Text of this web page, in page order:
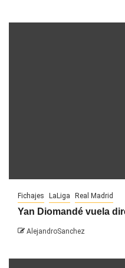
Fichajes LaLiga Real Madrid
Yan Diomandé vuela
AlejandroSanchez